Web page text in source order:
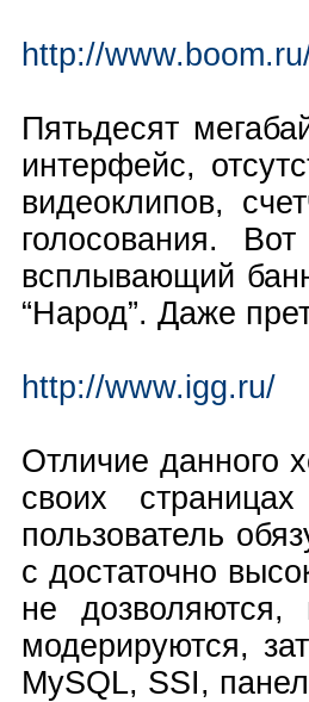
http://
Пятьдесят
интерфейс,
видеоклипов,
голосования.
всплывающий
“Народ”. Даже
http://www.igg.ru/
Отличие данного
своих страницах
пользователь
с достаточно
не дозволяются,
модерируются,
МуSQL, SSI,